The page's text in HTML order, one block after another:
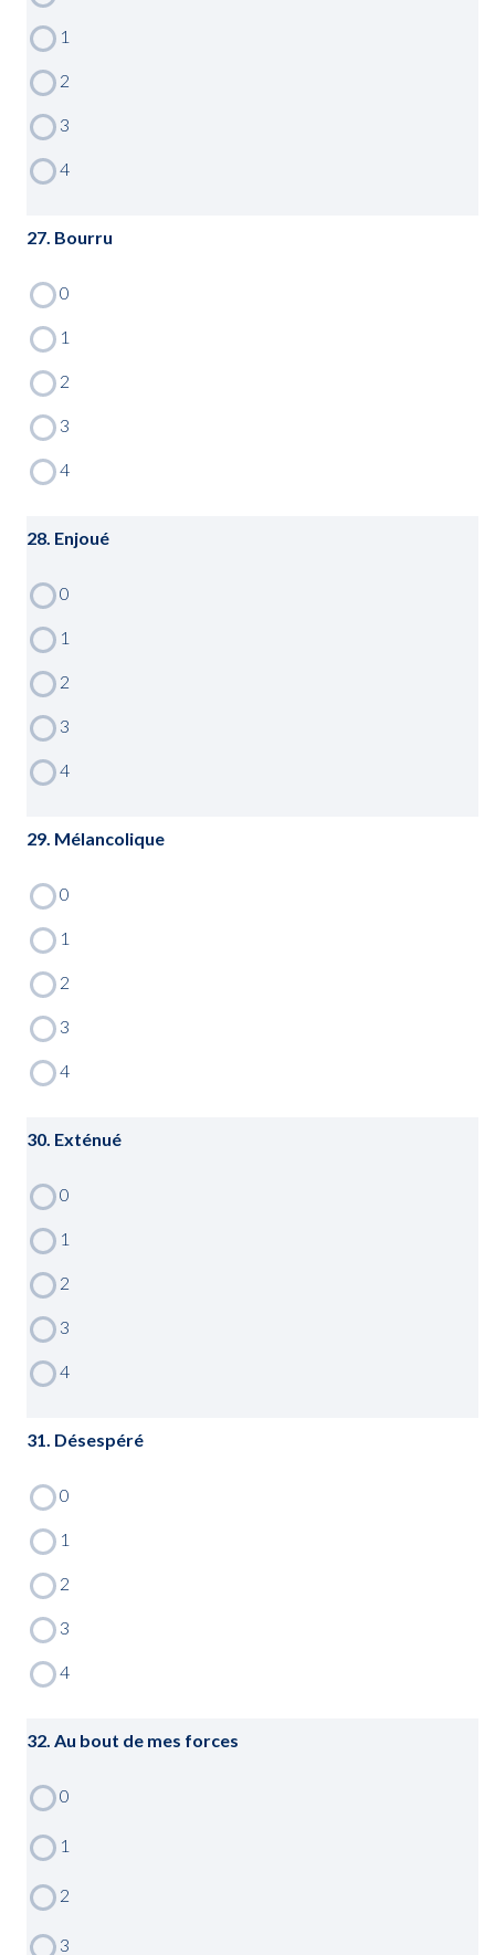
27. Bourru
28. Enjoué
29. Mélancolique
30. Exténué
31. Désespéré
32. Au bout de mes forces